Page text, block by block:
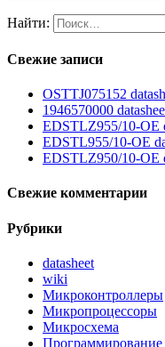
Найти:
Свежие записи
OSTTJ075152
1946570000
EDSTLZ955/10-OE
EDSTL955/10-OE
EDSTLZ950/10-OE
Свежие комментарии
Рубрики
datasheet
wiki
Микроконтроллеры
Микропроцессоры
Микросхема
Программирование